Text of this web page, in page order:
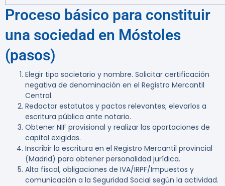
Proceso básico para constituir
una sociedad en Móstoles
(pasos)
Elegir tipo societario y nombre. Solicitar certificación
negativa de denominación en el Registro Mercantil
Central.
Redactar estatutos y pactos relevantes; elevarlos a
escritura pública ante notario.
Obtener NIF provisional y realizar las aportaciones de
capital exigidas.
Inscribir la escritura en el Registro Mercantil provincial
(Madrid) para obtener personalidad jurídica.
Alta fiscal, obligaciones de IVA/IRPF/Impuestos y
comunicación a la Seguridad Social según la actividad.